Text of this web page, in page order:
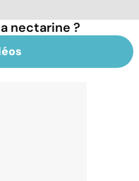
nectarine ?